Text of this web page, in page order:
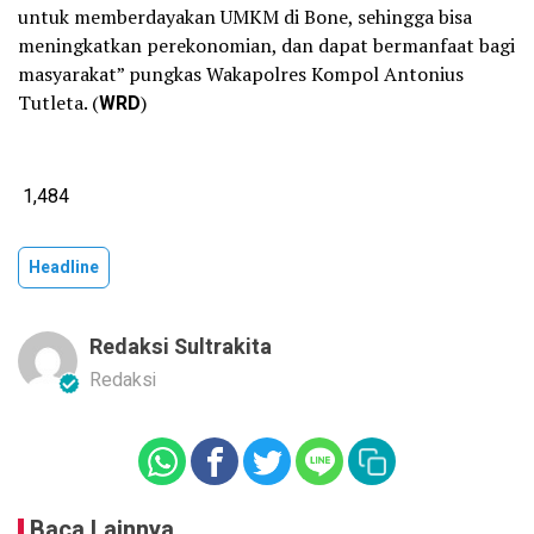
untuk memberdayakan UMKM di Bone, sehingga bisa
meningkatkan perekonomian, dan dapat bermanfaat bagi
masyarakat” pungkas Wakapolres Kompol Antonius
Tutleta. (WRD)
1,484
Headline
Redaksi Sultrakita
Redaksi